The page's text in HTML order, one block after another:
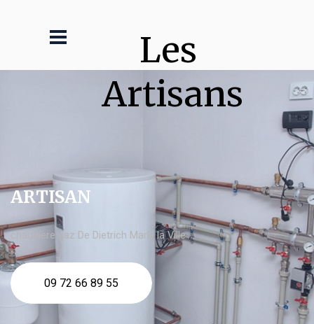
Les
Artisans
ARTISAN
chaudière gaz De Dietrich Marly la Ville
09 72 66 89 55